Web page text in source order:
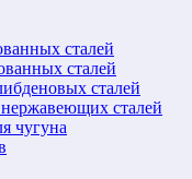
сталей
сталей
сталей
сталей
чугуна